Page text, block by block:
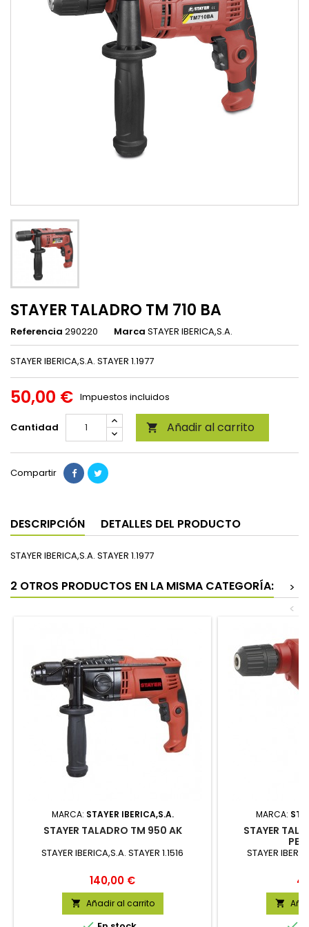
STAYER TALADRO TM 710 BA
Referencia 290220 Marca STAYER IBERICA,S.A.
STAYER IBERICA,S.A. STAYER 1.1977
50,00 € Impuestos incluidos
Cantidad  Añadir al carrito
Compartir
DESCRIPCIÓN DETALLES DEL PRODUCTO
STAYER IBERICA,S.A. STAYER 1.1977
2 OTROS PRODUCTOS EN LA MISMA CATEGORÍA:
>
<
MARCA: STAYER IBERICA,S.A.
STAYER TALADRO TM 950 AK
STAYER IBERICA,S.A. STAYER 1.1516
Precio
140,00 €
 Añadir al carrito
MARCA:
STAYER
STAYER
